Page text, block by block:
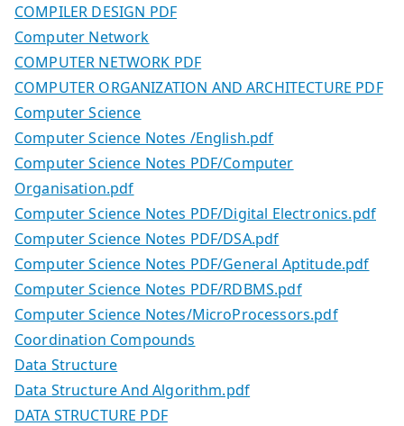
COMPILER DESIGN PDF
Computer Network
COMPUTER NETWORK PDF
COMPUTER ORGANIZATION AND ARCHITECTURE PDF
Computer Science
Computer Science Notes /English.pdf
Computer Science Notes PDF/Computer
Organisation.pdf
Computer Science Notes PDF/Digital Electronics.pdf
Computer Science Notes PDF/DSA.pdf
Computer Science Notes PDF/General Aptitude.pdf
Computer Science Notes PDF/RDBMS.pdf
Computer Science Notes/MicroProcessors.pdf
Coordination Compounds
Data Structure
Data Structure And Algorithm.pdf
DATA STRUCTURE PDF